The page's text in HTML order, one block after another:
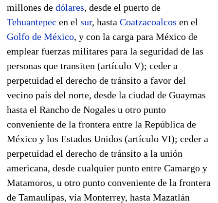
millones de dólares, desde el puerto de
Tehuantepec en el sur, hasta Coatzacoalcos en el
Golfo de México, y con la carga para México de
emplear fuerzas militares para la seguridad de las
personas que transiten (artículo V); ceder a
perpetuidad el derecho de tránsito a favor del
vecino país del norte, desde la ciudad de Guaymas
hasta el Rancho de Nogales u otro punto
conveniente de la frontera entre la República de
México y los Estados Unidos (artículo VI); ceder a
perpetuidad el derecho de tránsito a la unión
americana, desde cualquier punto entre Camargo y
Matamoros, u otro punto conveniente de la frontera
de Tamaulipas, vía Monterrey, hasta Mazatlán